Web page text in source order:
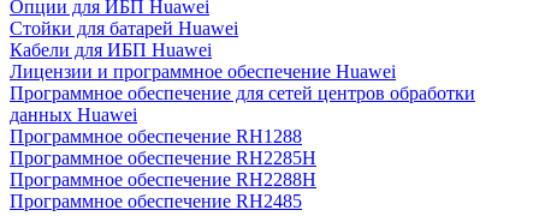
Опции для ИБП Huawei
Стойки для батарей Huawei
Кабели для ИБП Huawei
Лицензии и программное обеспечение Huawei
Программное обеспечение для сетей центров обработки
данных Huawei
Программное обеспечение RH1288
Программное обеспечение RH2285H
Программное обеспечение RH2288H
Программное обеспечение RH2485